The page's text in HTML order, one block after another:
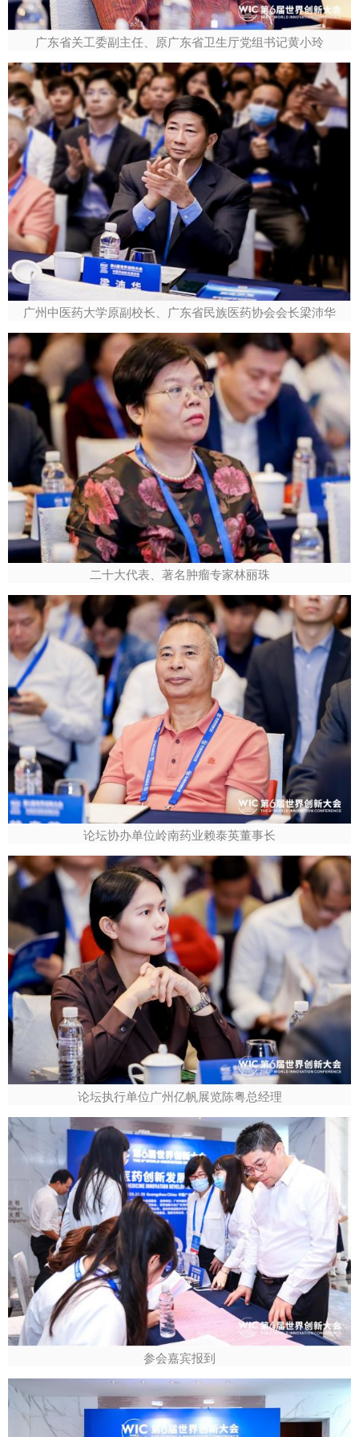
广东省关工委副主任、原广东省卫生厅党组书记黄小玲
广州中医药大学原副校长、广东省民族医药协会会长梁沛华
二十大代表、著名肿瘤专家林丽珠
论坛协办单位岭南药业赖泰英董事长
论坛执行单位广州亿帆展览陈粤总经理
参会嘉宾报到